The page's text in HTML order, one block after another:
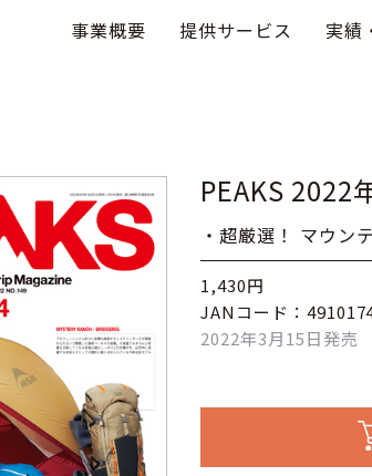
事業概要 提供サービス 実績
PEAKS 2022
・超厳選！ マウン
1,430円
JANコード：
2022年3月15日発売